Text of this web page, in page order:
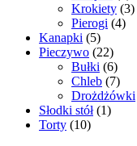
Krokiety (3)
Pierogi (4)
Kanapki (5)
Pieczywo (22)
Bułki (6)
Chleb (7)
Drożdżówki
Słodki stół (1)
Torty (10)